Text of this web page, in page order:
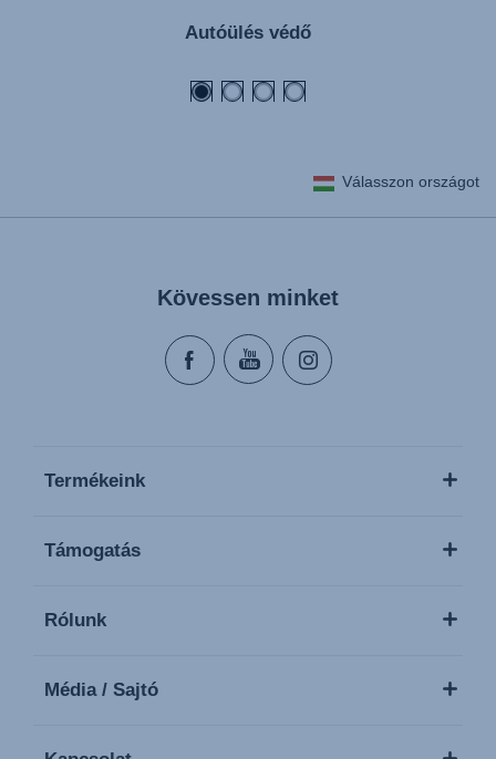
Autóülés védő
Válasszon országot
Kövessen minket
Termékeink
Támogatás
Rólunk
Média / Sajtó